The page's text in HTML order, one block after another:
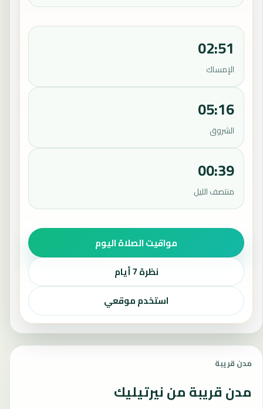
02:51
الإمساك
05:16
الشروق
00:39
منتصف الليل
مواقيت الصلاة اليوم
نظرة 7 أيام
استخدم موقعي
مدن قريبة
مدن قريبة من نيرتيليك